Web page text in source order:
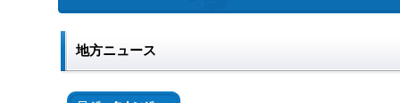
地方ニュース